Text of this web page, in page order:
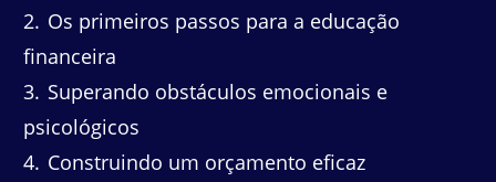
2 Os primeiros passos para a educação
financeira
3 Superando obstáculos emocionais e
psicológicos
4 Construindo um orçamento eficaz